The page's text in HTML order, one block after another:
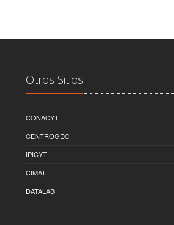
Otros Sitios
CONACYT
CENTROGEO
IPICYT
CIMAT
DATALAB